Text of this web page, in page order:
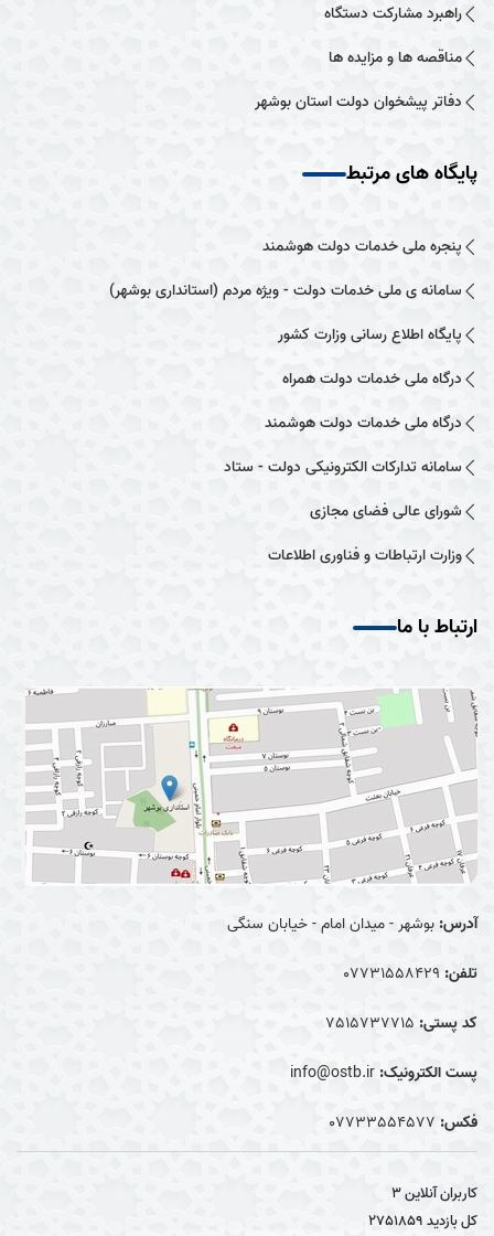
راهبرد مشارکت دستگاه
مناقصه ها و مزایده ها
دفاتر پیشخوان دولت استان بوشهر
پایگاه های مرتبط
پنجره ملی خدمات دولت هوشمند
سامانه ی ملی خدمات دولت - ویژه مردم (استانداری بوشهر)
پایگاه اطلاع رسانی وزارت کشور
درگاه ملی خدمات دولت همراه
درگاه ملی خدمات دولت هوشمند
سامانه تدارکات الکترونیکی دولت - ستاد
شورای عالی فضای مجازی
وزارت ارتباطات و فناوری اطلاعات
ارتباط با ما
آدرس: بوشهر - میدان امام - خیابان سنگی
تلفن: 07731558429
کد پستی: 7515737715
پست الکترونیک: info@ostb.ir
فکس: 07733554577
کاربران آنلاین3
کل بازدید2751859